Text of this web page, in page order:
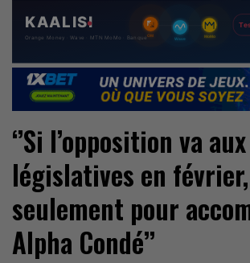
‘’Si l’opposition va aux
législatives en
seulement pour
Alpha Condé’’